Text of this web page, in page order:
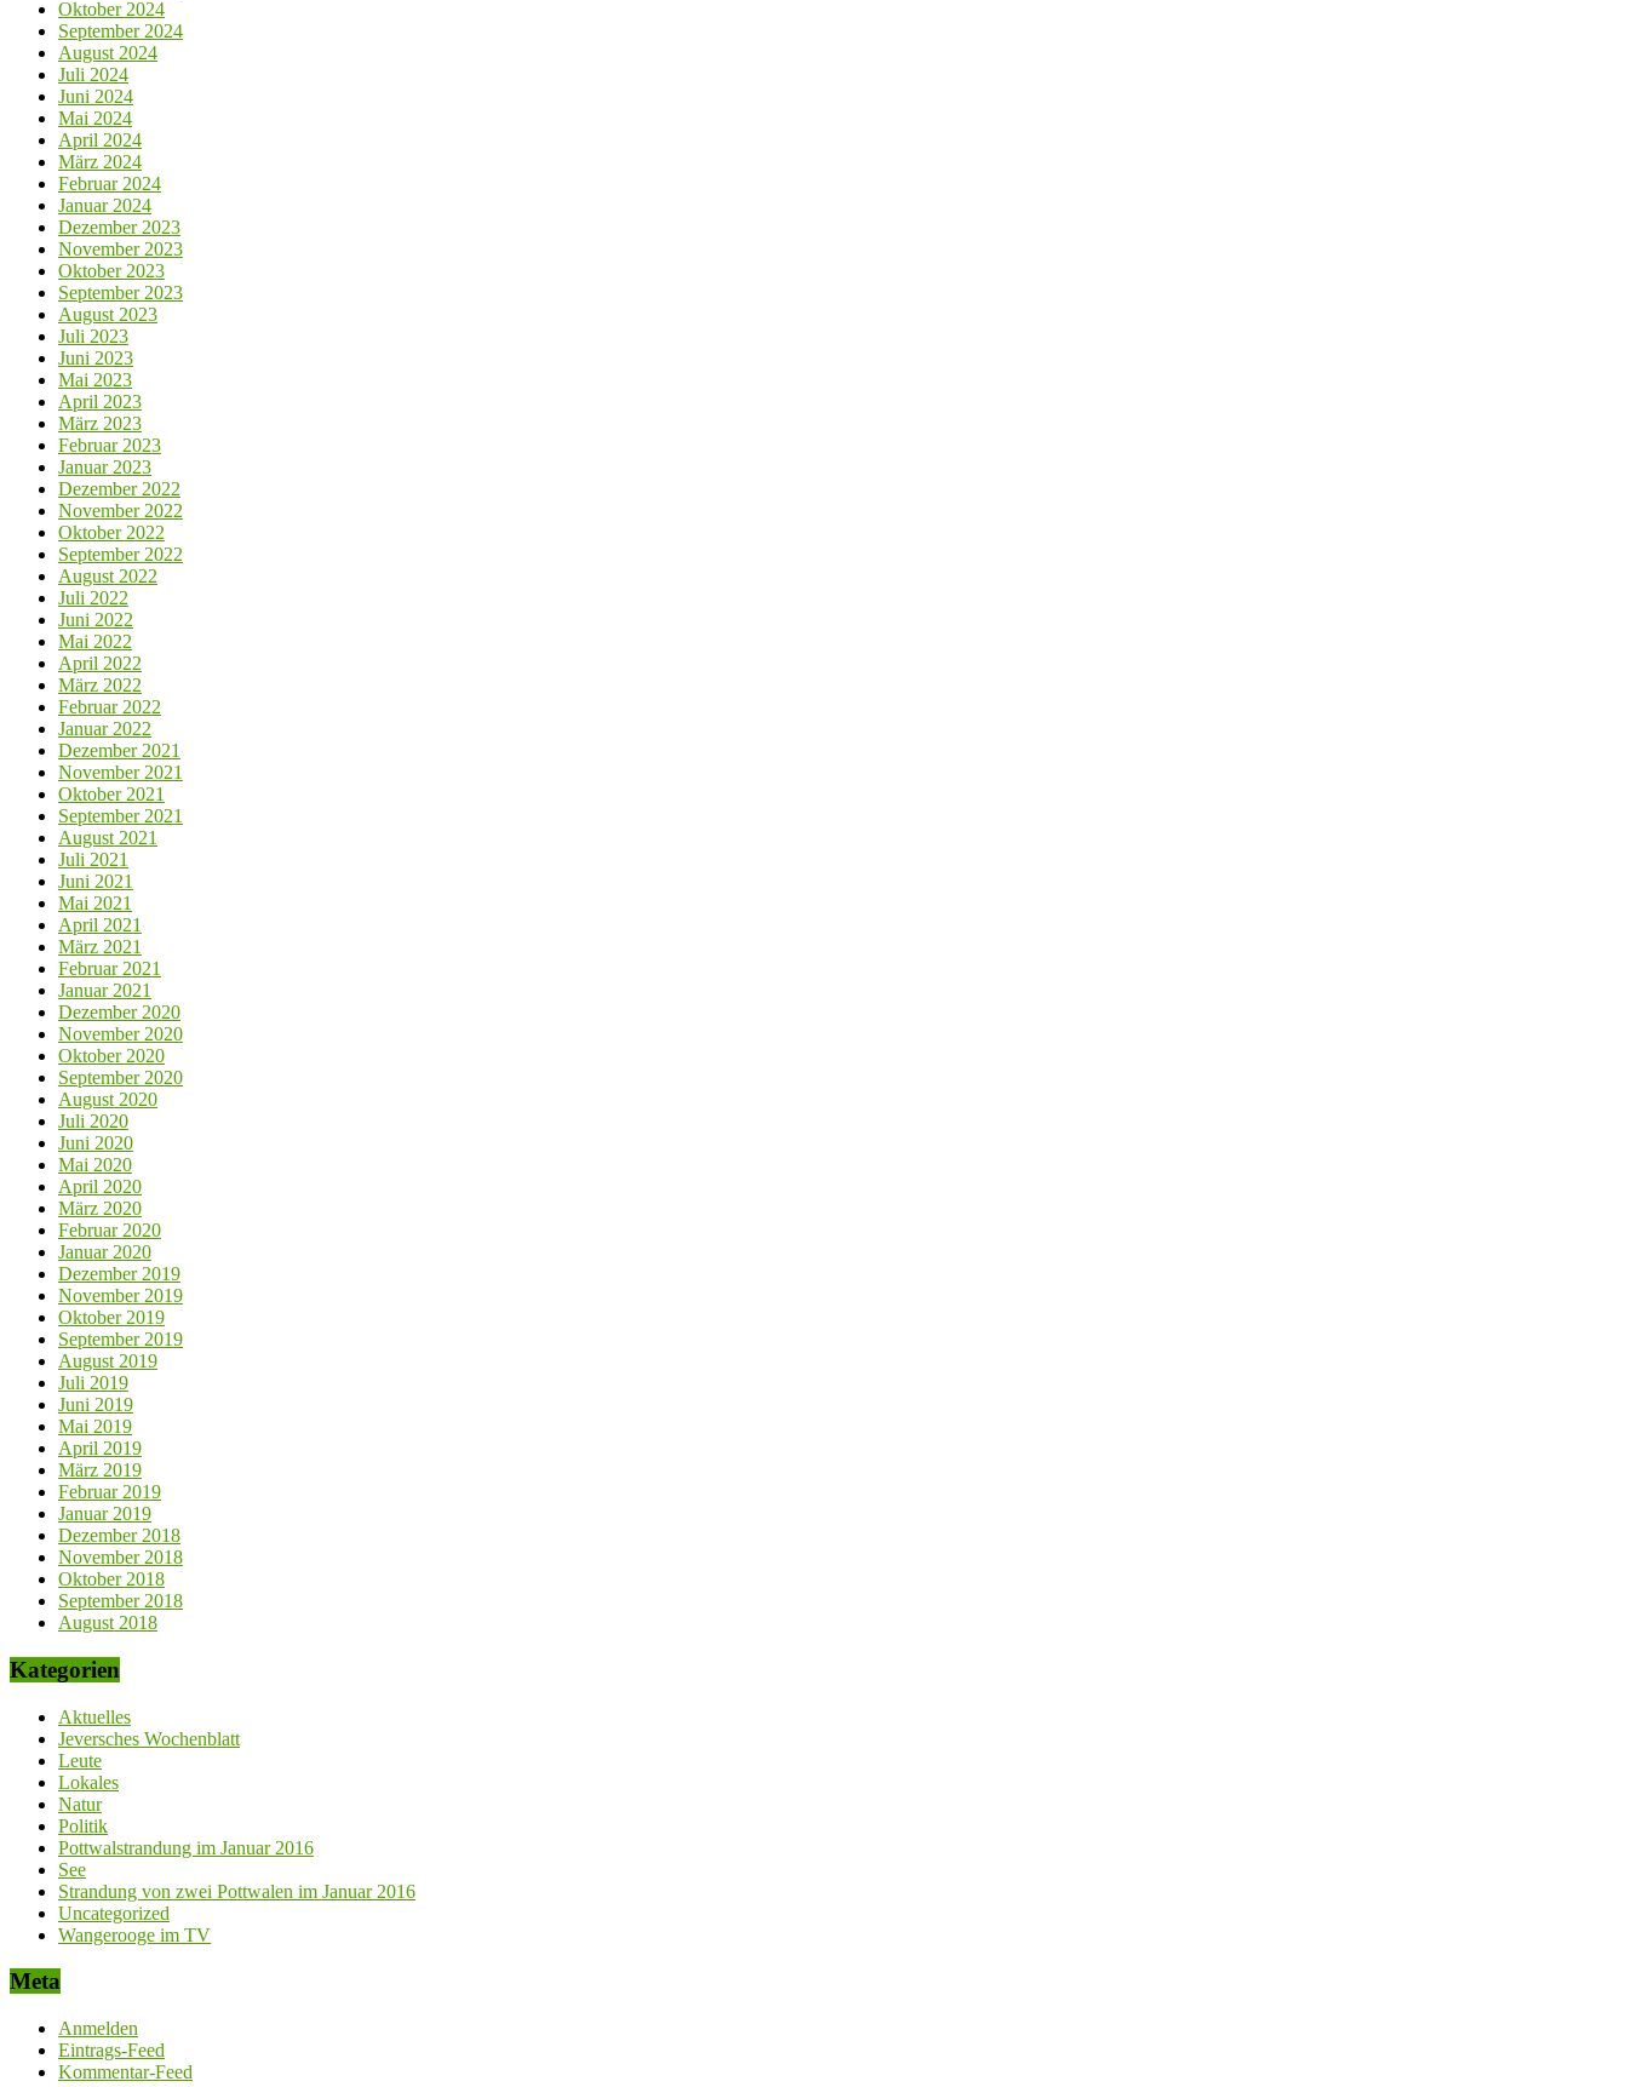
Oktober 2024
September 2024
August 2024
Juli 2024
Juni 2024
Mai 2024
April 2024
März 2024
Februar 2024
Januar 2024
Dezember 2023
November 2023
Oktober 2023
September 2023
August 2023
Juli 2023
Juni 2023
Mai 2023
April 2023
März 2023
Februar 2023
Januar 2023
Dezember 2022
November 2022
Oktober 2022
September 2022
August 2022
Juli 2022
Juni 2022
Mai 2022
April 2022
März 2022
Februar 2022
Januar 2022
Dezember 2021
November 2021
Oktober 2021
September 2021
August 2021
Juli 2021
Juni 2021
Mai 2021
April 2021
März 2021
Februar 2021
Januar 2021
Dezember 2020
November 2020
Oktober 2020
September 2020
August 2020
Juli 2020
Juni 2020
Mai 2020
April 2020
März 2020
Februar 2020
Januar 2020
Dezember 2019
November 2019
Oktober 2019
September 2019
August 2019
Juli 2019
Juni 2019
Mai 2019
April 2019
März 2019
Februar 2019
Januar 2019
Dezember 2018
November 2018
Oktober 2018
September 2018
August 2018
Kategorien
Aktuelles
Jeversches Wochenblatt
Leute
Lokales
Natur
Politik
Pottwalstrandung im Januar 2016
See
Strandung von zwei Pottwalen im Januar 2016
Uncategorized
Wangerooge im TV
Meta
Anmelden
Eintrags-Feed
Kommentar-Feed